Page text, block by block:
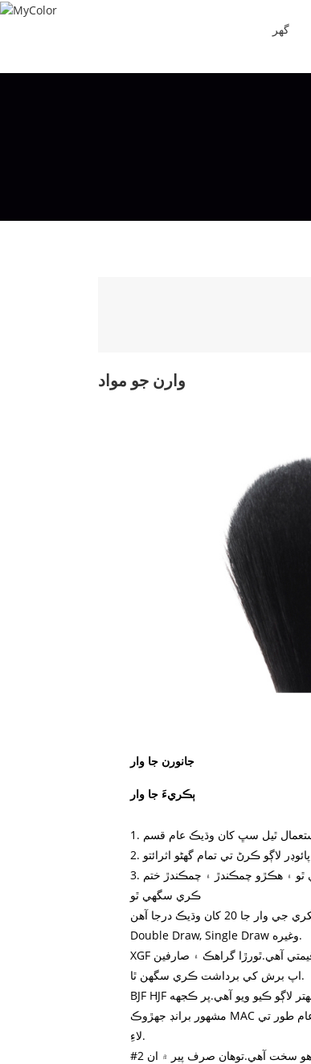
گهر
وارن جو مواد
جانورن جا وار
ٻڪريءَ جا وار
پائوڊر لاڳو ڪرڻ تي تمام گهڻو اثرائتو
3. پورز کي موثر طريقي سان لڪائي سگھي ٿو ۽ ھڪڙو چمڪندڙ ۽ چمڪندڙ ختم
ڪري سگھي ٿو
چين ۾ بکري جي وار جا 20 کان وڌيڪ درجا آهن: XGF, ZGF, BJF, HJF, #2, #10,
Double Draw, Single Draw وغيره.
XGF بهترين معيار ۽ تمام قيمتي آهي.ٿورڙا گراهڪ ۽ صارفين XGF يا ZGF سان ميڪ
اپ برش کي برداشت ڪري سگھن ٿا.
BJF HJF کان بهتر آهي ۽ مٿين گريڊ ميڪ اپ برش لاءِ بهتر لاڳو ڪيو ويو آهي.پر ڪجهه
مشهور برانڊ جهڙوڪ MAC عام طور تي HJF استعمال ڪندا آهن انهن جي ڪجهه برش
لاءِ.
#2 وچولي معيار جي بکري وارن ۾ بھترين آھي.اهو سخت آهي.توهان صرف پير ۾ ان